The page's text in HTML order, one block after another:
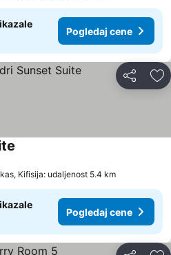
Pogledaj cene
Deli
Kifisija: udaljenost 5.4 km
Pogledaj cene